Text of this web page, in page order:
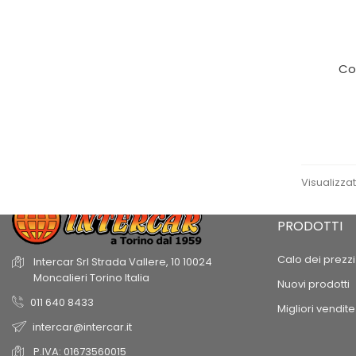
Intercar Srl Strada Vallere, 10 10024
Moncalieri Torino Italia
011 640 8433
intercar@intercar.it
P.IVA: 01673560015
PRODOTTI
Calo dei prezzi
Nuovi prodotti
Migliori vendite